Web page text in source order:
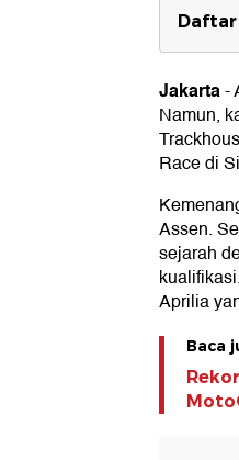
Jakarta-
Namun,
Race di
Assen.
sejarah
Aprilia
Baca